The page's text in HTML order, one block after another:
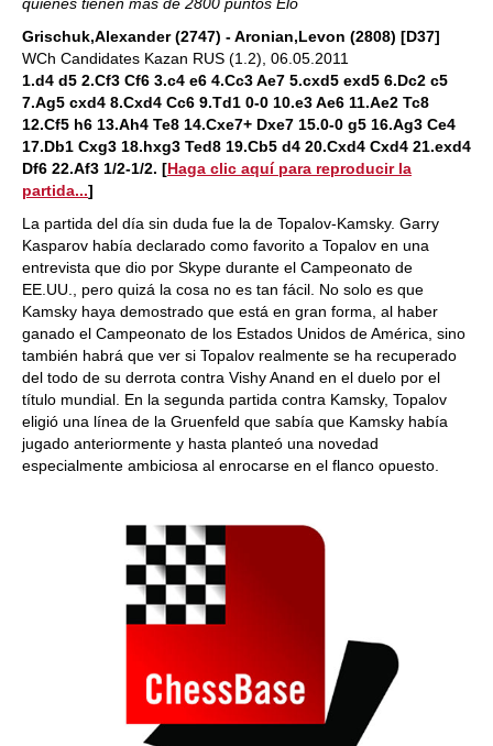
Grischuk,Alexander (2747) - Aronian,Levon (2808) [D37]
WCh Candidates Kazan RUS (1.2), 06.05.2011
1.d4 d5 2.Cf3 Cf6 3.c4 e6 4.Cc3 Ae7 5.cxd5 exd5 6.Dc2 c5
7.Ag5 cxd4 8.Cxd4 Cc6 9.Td1 0-0 10.e3 Ae6 11.Ae2 Tc8
12.Cf5 h6 13.Ah4 Te8 14.Cxe7+ Dxe7 15.0-0 g5 16.Ag3 Ce4
17.Db1 Cxg3 18.hxg3 Ted8 19.Cb5 d4 20.Cxd4 Cxd4 21.exd4
Df6 22.Af3 1/2-1/2. [Haga clic aquí para reproducir la
partida...]
La partida del día sin duda fue la de Topalov-Kamsky. Garry
Kasparov había declarado como favorito a Topalov en una
entrevista que dio por Skype durante el Campeonato de
EE.UU., pero quizá la cosa no es tan fácil. No solo es que
Kamsky haya demostrado que está en gran forma, al haber
ganado el Campeonato de los Estados Unidos de América, sino
también habrá que ver si Topalov realmente se ha recuperado
del todo de su derrota contra Vishy Anand en el duelo por el
título mundial. En la segunda partida contra Kamsky, Topalov
eligió una línea de la Gruenfeld que sabía que Kamsky había
jugado anteriormente y hasta planteó una novedad
especialmente ambiciosa al enrocarse en el flanco opuesto.